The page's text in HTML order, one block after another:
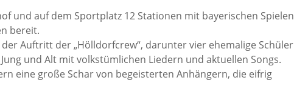
und auf dem Sportplatz 12 Stationen mit bayerischen Spielen
bereit.
Auftritt der „Hölldorfcrew“, darunter vier ehemalige Schüler
und Alt mit volkstümlichen Liedern und aktuellen Songs.
eine große Schar von begeisterten Anhängern, die eifrig